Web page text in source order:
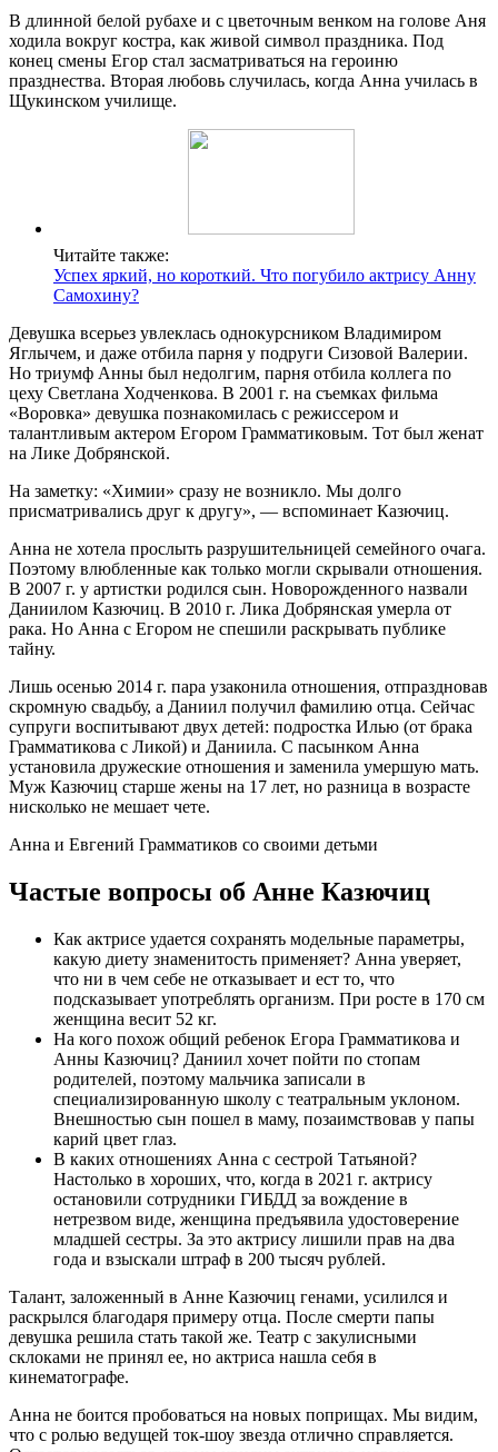
В длинной белой рубахе и с цветочным венком на голове Аня
ходила вокруг костра, как живой символ праздника. Под
конец смены Егор стал засматриваться на героиню
празднества. Вторая любовь случилась, когда Анна училась в
Щукинском училище.
Читайте также:
Успех яркий, но короткий. Что погубило актрису Анну
Самохину?
Девушка всерьез увлеклась однокурсником Владимиром
Яглычем, и даже отбила парня у подруги Сизовой Валерии.
Но триумф Анны был недолгим, парня отбила коллега по
цеху Светлана Ходченкова. В 2001 г. на съемках фильма
«Воровка» девушка познакомилась с режиссером и
талантливым актером Егором Грамматиковым. Тот был женат
на Лике Добрянской.
На заметку: «Химии» сразу не возникло. Мы долго
присматривались друг к другу», — вспоминает Казючиц.
Анна не хотела прослыть разрушительницей семейного очага.
Поэтому влюбленные как только могли скрывали отношения.
В 2007 г. у артистки родился сын. Новорожденного назвали
Даниилом Казючиц. В 2010 г. Лика Добрянская умерла от
рака. Но Анна с Егором не спешили раскрывать публике
тайну.
Лишь осенью 2014 г. пара узаконила отношения, отпраздновав
скромную свадьбу, а Даниил получил фамилию отца. Сейчас
супруги воспитывают двух детей: подростка Илью (от брака
Грамматикова с Ликой) и Даниила. С пасынком Анна
установила дружеские отношения и заменила умершую мать.
Муж Казючиц старше жены на 17 лет, но разница в возрасте
нисколько не мешает чете.
Анна и Евгений Грамматиков со своими детьми
Частые вопросы об Анне Казючиц
Как актрисе удается сохранять модельные параметры,
какую диету знаменитость применяет? Анна уверяет,
что ни в чем себе не отказывает и ест то, что
подсказывает употреблять организм. При росте в 170 см
женщина весит 52 кг.
На кого похож общий ребенок Егора Грамматикова и
Анны Казючиц? Даниил хочет пойти по стопам
родителей, поэтому мальчика записали в
специализированную школу с театральным уклоном.
Внешностью сын пошел в маму, позаимствовав у папы
карий цвет глаз.
В каких отношениях Анна с сестрой Татьяной?
Настолько в хороших, что, когда в 2021 г. актрису
остановили сотрудники ГИБДД за вождение в
нетрезвом виде, женщина предъявила удостоверение
младшей сестры. За это актрису лишили прав на два
года и взыскали штраф в 200 тысяч рублей.
Талант, заложенный в Анне Казючиц генами, усилился и
раскрылся благодаря примеру отца. После смерти папы
девушка решила стать такой же. Театр с закулисными
склоками не принял ее, но актриса нашла себя в
кинематографе.
Анна не боится пробоваться на новых поприщах. Мы видим,
что с ролью ведущей ток-шоу звезда отлично справляется.